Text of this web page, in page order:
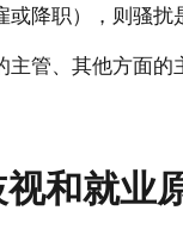
降职），则骚扰
主管、其他方面
和就业